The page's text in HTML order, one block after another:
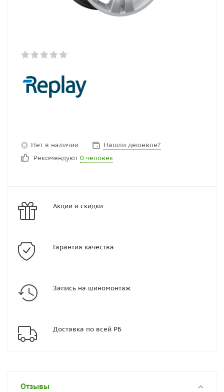
Нет в наличии
Нашли дешевле?
Рекомендуют 0 человек
Акции и скидки
Гарантия качества
Запись на шиномонтаж
Доставка по всей РБ
Отзывы